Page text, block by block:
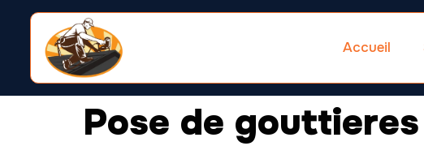
Accueil
Pose de